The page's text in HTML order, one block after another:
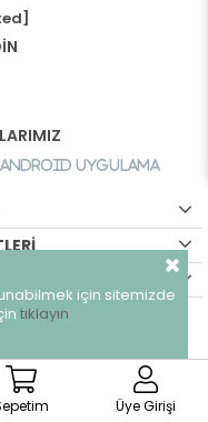
Android Uygulama
saklıdır.
Üye Girişi
için sitemizde
tıklayın